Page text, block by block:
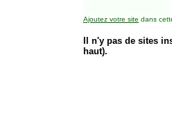
Ajoutez votre site dans
Il n'y pas de sites
haut).